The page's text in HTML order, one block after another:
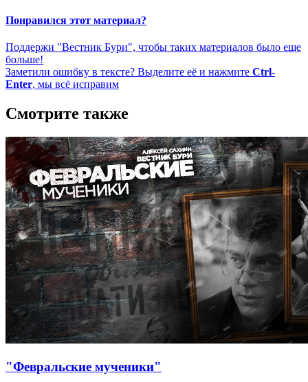
Понравился этот материал?
Поддержи "Вестник Бури", чтобы таких материалов было еще
больше!
Заметили ошибку в тексте? Выделите её и нажмите Ctrl-
Enter, мы всё исправим
Смотрите также
"Февральские мученики"